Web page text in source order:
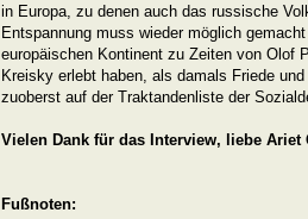
in Europa, zu denen auch das russische
Entspannung muss wieder möglich
europäischen Kontinent zu Zeiten von Olof
Kreisky erlebt haben, als damals Friede
zuoberst auf der Traktandenliste der
Vielen Dank für das Interview, liebe Ariet
Fußnoten: